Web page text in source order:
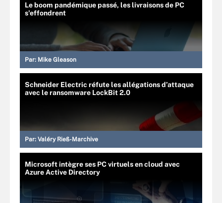
Le boom pandémique passé, les livraisons de PC
s'effondrent
Par: Mike Gleason
Schneider Electric réfute les allégations d’attaque
avec le ransomware LockBit 2.0
Par: Valéry Rieß-Marchive
Microsoft intègre ses PC virtuels en cloud avec
Azure Active Directory